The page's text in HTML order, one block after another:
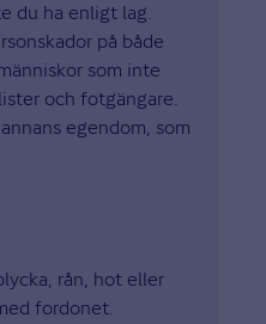
du ha enligt lag.
på både
som inte
och fotgängare.
egendom, som
rån, hot eller
fordonet.